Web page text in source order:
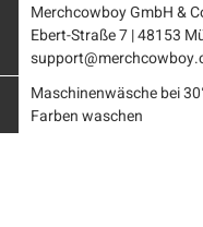
Merchcowboy GmbH &
Ebert-Straße 7 | 48153
Maschinenwäsche bei
Farben waschen